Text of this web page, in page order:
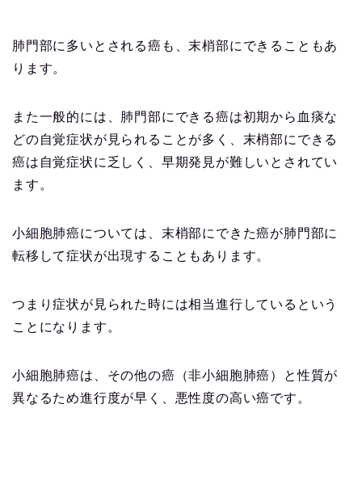
肺門部に多いとされる癌も、末梢部にできることもあ
ります。
また一般的には、肺門部にできる癌は初期から血痰な
どの自覚症状が見られることが多く、末梢部にできる
癌は自覚症状に乏しく、早期発見が難しいとされてい
ます。
小細胞肺癌については、末梢部にできた癌が肺門部に
転移して症状が出現することもあります。
つまり症状が見られた時には相当進行しているという
ことになります。
小細胞肺癌は、その他の癌（非小細胞肺癌）と性質が
異なるため進行度が早く、悪性度の高い癌です。